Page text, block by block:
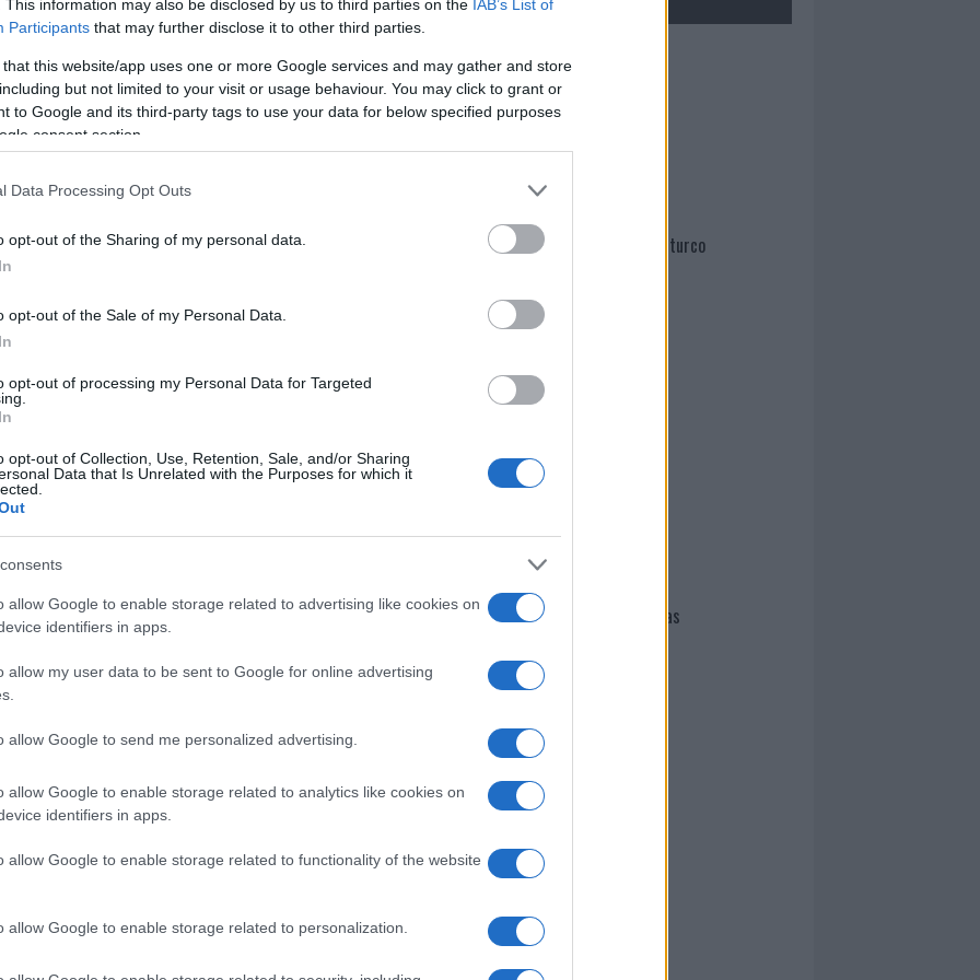
This information may also be disclosed by us to third parties on the IAB’s List of
Participants that may further disclose it to other third parties.
that this website/app uses one or more Google services and may gather and store
but not limited to your visit or usage behaviour. You may click to grant or
to Google and its third-party tags to use your data for below specified purposes
consent section.
Data Processing Opt Outs
opt-out of the Sharing of my personal data.
opt-out of the Sale of my Personal Data.
opt-out of processing my Personal Data for Targeted
opt-out of Collection, Use, Retention, Sale, and/or Sharing
Data that Is Unrelated with the Purposes for which it
allow Google to enable storage related to advertising like cookies on
identifiers in apps.
allow my user data to be sent to Google for online advertising
allow Google to send me personalized advertising.
allow Google to enable storage related to analytics like cookies on
identifiers in apps.
allow Google to enable storage related to functionality of the website
allow Google to enable storage related to personalization.
Olbia la mostra e il convegno
Nobel per la Letteratura conferito a
rinnova il proprio omaggio alla grande autrice
culturale che ne valorizza la
in movimento
del benessere e della condivisione: il
si trasforma in un grande spazio
in pista – Un paese in movimento” è più di
partecipare e vivere il territorio in
della Sardegna
Rotorno ospiterà la quinta edizione
. Sono previsti fino a150 spazi espositivi,
economici e una quota riservata a
di categoria.
per questo weekend nella zona di
di paese alle mostre d’arte, ce n’è per
pienamente la bellezza e l’energia del
utiliper consultare i programmi completi,
e pianificare una uscita speciale.
Eventi a Cagliari
Mario Malu
Paolo Pinna
Martina Agostina Diturco
Giovannimaria Cabras